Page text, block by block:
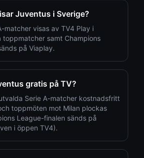
Juventus i Sverige?
matcher visas av TV4 Play i
toppmatcher samt Champions
på Viaplay.
gratis på TV?
Serie A-matcher kostnadsfritt
toppmöten mot Milan plockas
League-finalen sänds på
i öppen TV4).